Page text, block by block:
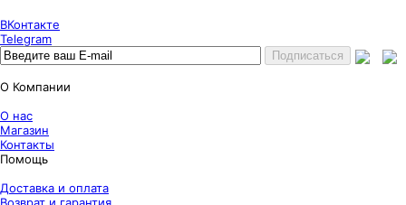
ВКонтакте
Telegram
О Компании
О нас
Магазин
Контакты
Помощь
Доставка и оплата